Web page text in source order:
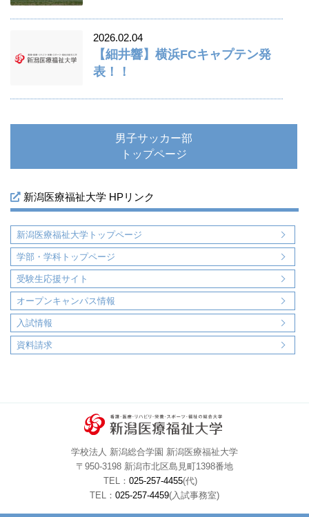
2026.02.04
【細井響】横浜FCキャプテン発
表！！
男子サッカー部
トップページ
新潟医療福祉大学 HPリンク
新潟医療福祉大学トップページ
学部・学科トップページ
受験生応援サイト
オープンキャンパス情報
入試情報
資料請求
学校法人 新潟総合学園 新潟医療福祉大学
〒950-3198 新潟市北区島見町1398番地
TEL： 025-257-4455(代)
TEL： 025-257-4459(入試事務室)